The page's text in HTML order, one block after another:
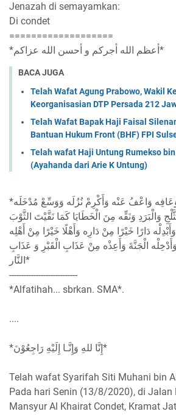
Jenazah di semayamkan:
Di condet
===================
*ﺃﻋﻈﻢ ﺍﻟﻠﻪ ﺃﺟﺮﻛﻢ ﻭ ﺃﺣﺴﻦ ﺍﻟﻠﻪ ﻋﺰﺍﻛﻢ*
BACA JUGA
Telah Wafat Agung Prabowo, Wakil
Keorganisasian DTP Persada 212
Telah Wafat Bapak Haji Faisal
Bantuan Hukum Front (BHF) FPI
Telah wafat Haji Untung Rumekso
(Ayahanda dari Arie K Untung)
*اَللَّهُمَّ اغْفِرْ لَه وَارْحَمْه وَعَافِه وَاعْفُ عَنْه وَأَكْرِمْ نُزُلَه وَوَسِّعْ مُدْخَلَه
وَالْبَرَدِ وَنَقِّه مِنَ الْخَطَايَا كَمَا نَقَّيْتَ الثَّوْبَ
دَارًا خَيْرًا مِنْ دَارِه وَأَهْلًا خَيْرًا مِنْ أَهْلِه
الْجَنَّةَ وَأَعِذْه مِنْ عَذَابِ الْقَبْرِ وَ عَذَابِ
النَّار*
----------------------------
*Alfatihah... sbrkan. SMA*.
....
*إِنَّا للهِ وَإِنَّـا إِلَيْهِ رَاجِعُوْنَ*
Telah wafat Syarifah Siti Muhani bin
Pada hari Senin (13/8/2020), di Jalan
Mansyur Al Khairat Condet, Kramat